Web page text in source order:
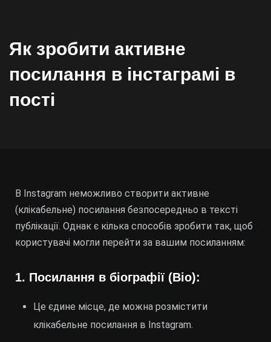
Як зробити активне
посилання в інстаграмі в
пості
В Instagram неможливо створити активне
(клікабельне) посилання безпосередньо в тексті
публікації. Однак є кілька способів зробити так, щоб
користувачі могли перейти за вашим посиланням:
1. Посилання в біографії (Bio):
Це єдине місце, де можна розмістити
клікабельне посилання в Instagram.